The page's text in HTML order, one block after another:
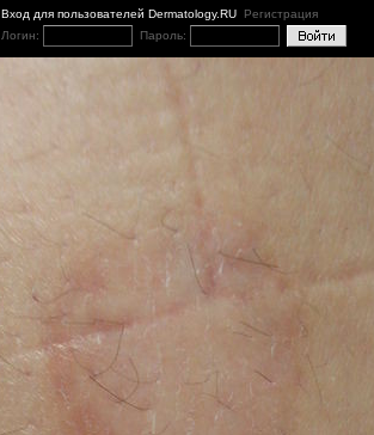
Вход для пользователей Dermatology.RU Регистрация
Логин:
Пароль: